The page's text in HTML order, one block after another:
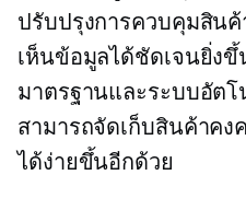
ปรับปรุงการควบคุมสิน
เห็นข้อมูลได้ชัดเจนยิ่ง
มาตรฐานและระบบอัต
สามารถจัดเก็บสินค้าค
ได้ง่ายขึ้นอีกด้วย